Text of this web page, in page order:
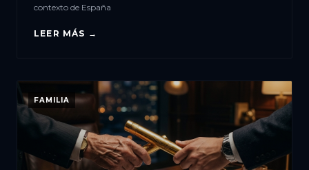
contexto de España
LEER MÁS →
FAMILIA